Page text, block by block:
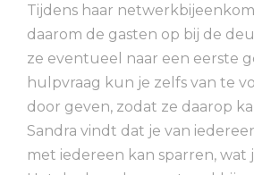
Tijdens haar
daarom de gasten op bij de
ze eventueel naar een eerste
hulpvraag kun je zelfs van te
door geven, zodat ze daarop
Sandra vindt dat je van
met iedereen kan sparren, wat